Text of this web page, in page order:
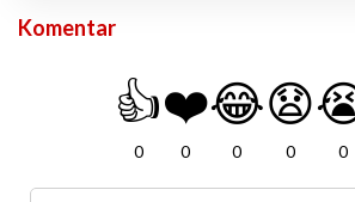
Komentar
👍
0
❤️
0
😂
0
😧
0 0